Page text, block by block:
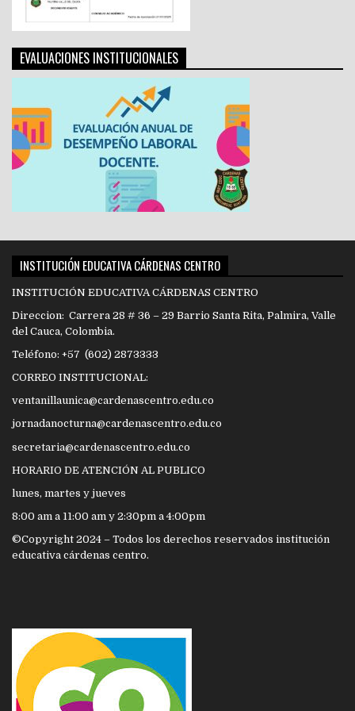
EVALUACIONES INSTITUCIONALES
INSTITUCIÓN EDUCATIVA CÁRDENAS CENTRO
INSTITUCIÓN EDUCATIVA CÁRDENAS CENTRO
Direccion: Carrera 28 # 36 – 29 Barrio Santa Rita, Palmira, Valle
del Cauca, Colombia.
Teléfono: +57 (602) 2873333
CORREO INSTITUCIONAL:
ventanillaunica@cardenascentro.edu.co
jornadanocturna@cardenascentro.edu.co
secretaria@cardenascentro.edu.co
HORARIO DE ATENCIÓN AL PUBLICO
lunes, martes y jueves
8:00 am a 11:00 am y 2:30pm a 4:00pm
©Copyright 2024 – Todos los derechos reservados institución
educativa cárdenas centro.